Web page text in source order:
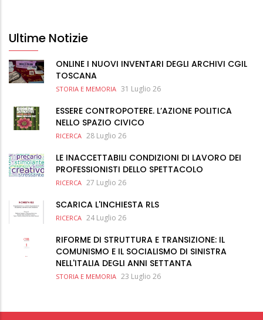
Ultime Notizie
ONLINE I NUOVI INVENTARI DEGLI ARCHIVI CGIL
TOSCANA
STORIA E MEMORIA 31 Luglio 26
ESSERE CONTROPOTERE. L’AZIONE POLITICA
NELLO SPAZIO CIVICO
RICERCA 28 Luglio 26
LE INACCETTABILI CONDIZIONI DI LAVORO DEI
PROFESSIONISTI DELLO SPETTACOLO
RICERCA 27 Luglio 26
SCARICA L'INCHIESTA RLS
RICERCA 24 Luglio 26
RIFORME DI STRUTTURA E TRANSIZIONE: IL
COMUNISMO E IL SOCIALISMO DI SINISTRA
NELL'ITALIA DEGLI ANNI SETTANTA
STORIA E MEMORIA 23 Luglio 26